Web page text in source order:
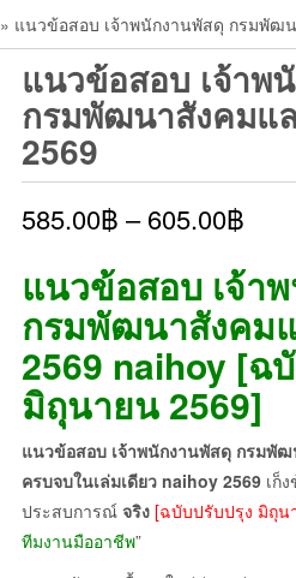
» แนวข้อสอบ เจ้าพนักงานพัสดุ กรมพัฒ
แนวข้อสอบ เจ้าพ
กรมพัฒนาสังคมแ
2569
585.00฿ –605.00฿
แนวข้อสอบ เจ้า
กรมพัฒนาสังคม
2569 naihoy [ฉ
มิถุนายน 2569]
แนวข้อสอบ เจ้าพนักงานพัสดุ กรมพั
ครบจบในเล่มเดียว naihoy 2569เก็ง
ประสบการณ์ จริง [ฉบับปรับปรุง มิถุน
ทีมงานมืออาชีพ”